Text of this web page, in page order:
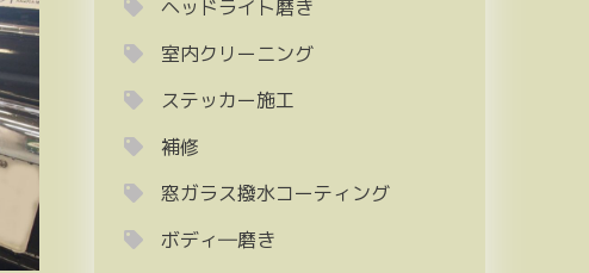
ヘッドライト磨き
室内クリーニング
ステッカー施工
補修
窓ガラス撥水コーティング
ボディ―磨き